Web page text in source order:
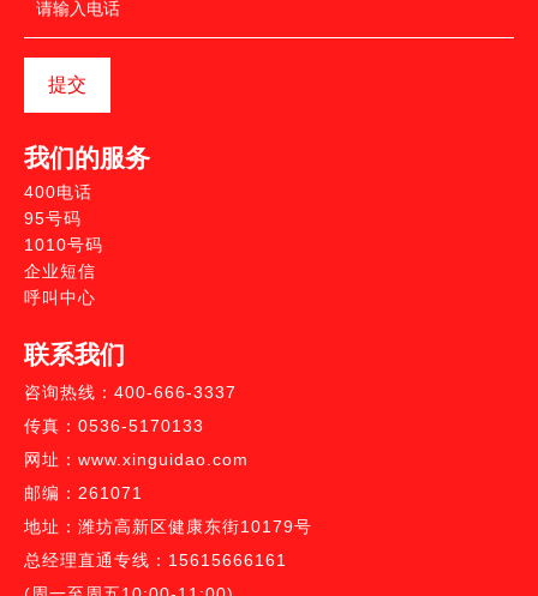
提交
我们的服务
400电话
95号码
1010号码
企业短信
呼叫中心
联系我们
咨询热线：400-666-3337
传真：0536-5170133
网址：www.xinguidao.com
邮编：261071
地址：潍坊高新区健康东街10179号
总经理直通专线：15615666161